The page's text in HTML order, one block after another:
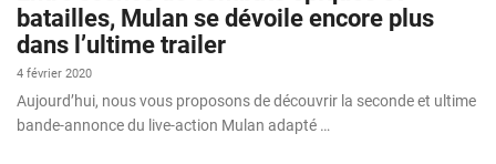
batailles, Mulan se dévoile encore plus
dans l’ultime trailer
4 février 2020
Aujourd’hui, nous vous proposons de découvrir la seconde et ultime
bande-annonce du live-action Mulan adapté …